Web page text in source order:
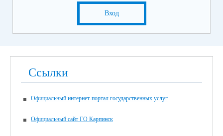
Вход
Ссылки
Официальный интернет-портал государственных услуг
Официальный сайт ГО Карпинск